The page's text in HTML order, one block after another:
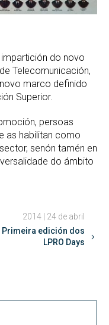
do novo
Telecomunicación,
marco definido
Superior.
persoas
as habilitan como
senón tamén en
do ámbito
2014 | 24 de abril
Primeira edición dos
LPRO Days